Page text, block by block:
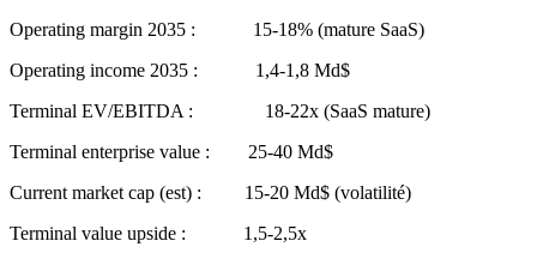
Operating margin 2035 : 15-18% (mature SaaS)
Operating income 2035 : 1,4-1,8 Md$
Terminal EV/EBITDA : 18-22x (SaaS mature)
Terminal enterprise value : 25-40 Md$
Current market cap (est) : 15-20 Md$ (volatilité)
Terminal value upside : 1,5-2,5x